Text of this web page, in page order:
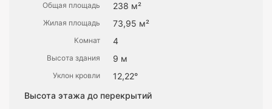
Общая площадь 238 м²
Жилая площадь 73,95 м²
Комнат 4
Высота здания 9 м
Уклон кровли
12,22°
Высота этажа до перекрытий